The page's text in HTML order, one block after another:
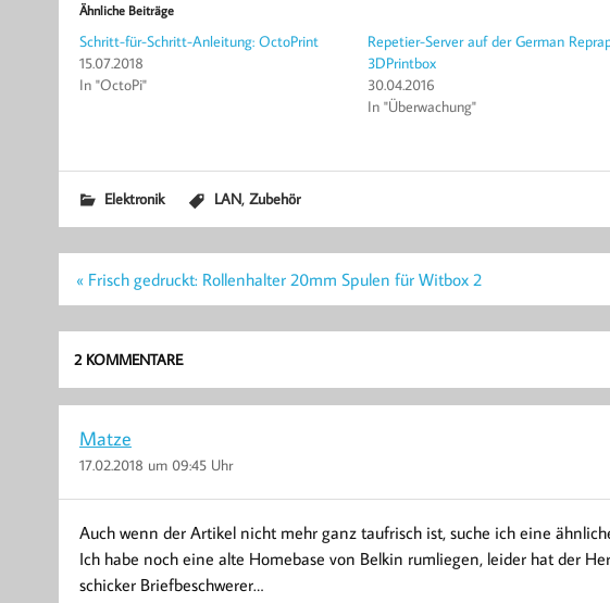
Ähnliche Beiträge
Schritt-für-Schritt-Anleitung: OctoPrint
15.07.2018
In "OctoPi"
Repetier-Server auf der German
3DPrintbox
30.04.2016
In "Überwachung"
Elektronik LAN, Zubehör
Beitragsnavigation
« Frisch gedruckt: Rollenhalter 20mm Spulen für Witbox 2
2 KOMMENTARE
Matze
17.02.2018 um 09:45 Uhr
Auch wenn der Artikel nicht mehr ganz taufrisch ist, suche ich eine
Ich habe noch eine alte Homebase von Belkin rumliegen, leider hat der
schicker Briefbeschwerer…